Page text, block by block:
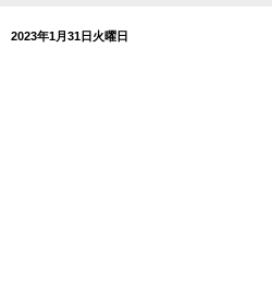
2023年1月31日火曜日